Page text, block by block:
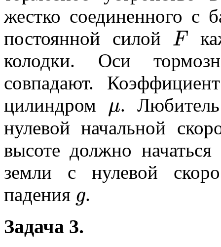
жестко соединенного с
постоянной силой F
колодки. Оси
совпадают.
цилиндром μ.
нулевой начальной
высоте должно
земли с нулевой
падения g.
Задача 3.